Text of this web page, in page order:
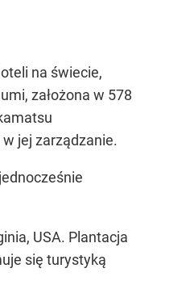
na świecie,
założona w 578
jej zarządzanie.
USA. Plantacja
się turystyką